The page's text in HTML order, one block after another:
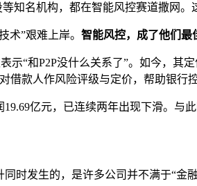
知名机构，都在智能风控赛道撒网。
术”艰难上岸。 智能风控，成了他们最
示“和P2P没什么关系了”。如今，
借款人作风险评级与定价，帮助银行
亿元，已连续两年出现下滑。与
时发生的，是许多公司并不满于“金